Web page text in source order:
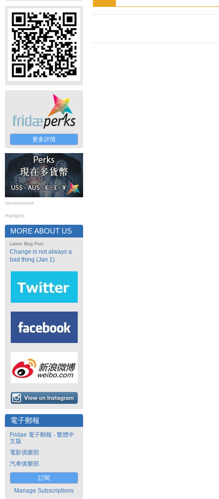
更多詳情
Advertisement
Highlights
MORE ABOUT US
Latest Blog Post
Change is not always a
bad thing (Jan 1)
電子郵報
Fridae 電子郵報 - 繁體中
文版
電影俱樂部
汽車俱樂部
訂閱
Manage Subscriptions